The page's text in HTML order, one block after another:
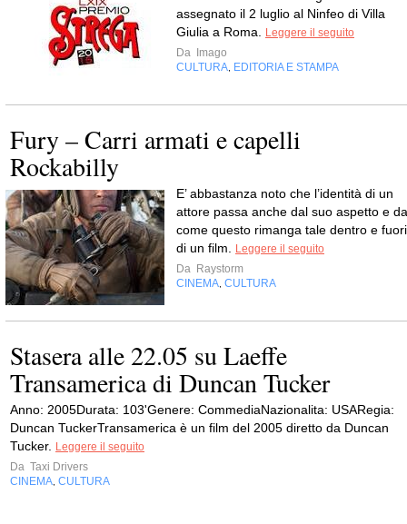
assegnato il 2 luglio al Ninfeo di Villa
Giulia a Roma.
Leggere il seguito
Da
Imago
CULTURA EDITORIA E STAMPA
Fury – Carri armati e capelli
Rockabilly
E’ abbastanza noto che l’identità di un
attore passa anche dal suo aspetto e da
come questo rimanga tale dentro e fuori
di un film.
Leggere il seguito
Da Raystorm
CINEMA CULTURA
Stasera alle 22.05 su Laeffe
Transamerica di Duncan Tucker
Anno: 2005Durata: 103'Genere: CommediaNazionalita: USARegia:
Duncan TuckerTransamerica è un film del 2005 diretto da Duncan
Tucker.
Leggere il seguito
Da Taxi Drivers
CINEMA CULTURA